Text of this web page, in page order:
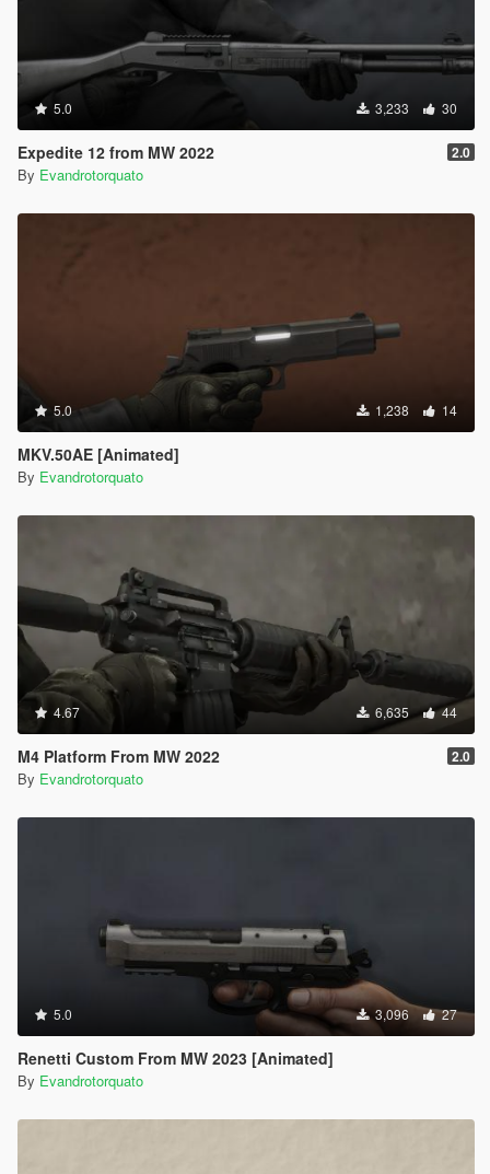
5.0 3,233 30
Expedite 12 from MW 2022 2.0
By Evandrotorquato
5.0 1,238 14
MKV.50AE [Animated]
By Evandrotorquato
4.67 6,635 44
M4 Platform From MW 2022 2.0
By Evandrotorquato
5.0 3,096 27
Renetti Custom From MW 2023 [Animated]
By Evandrotorquato